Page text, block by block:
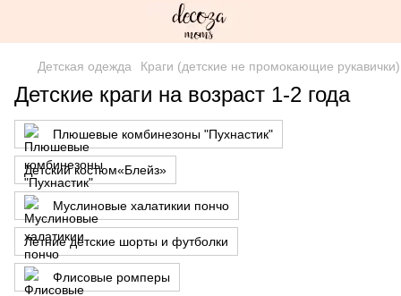
Детская одежда Краги (детские не промокающие рукавички)
Детские краги на возраст 1-2 года
Плюшевые комбинезоны "Пухнастик"
Детский костюм«Блейз»
Муслиновые халатикии пончо
Летние детские шорты и футболки
Флисовые ромперы